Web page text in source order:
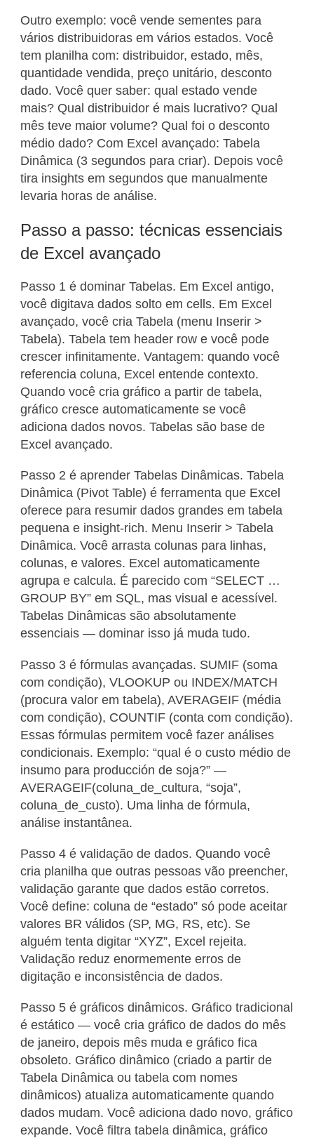
Outro exemplo: você vende sementes para
vários distribuidoras em vários estados. Você
tem planilha com: distribuidor, estado, mês,
quantidade vendida, preço unitário, desconto
dado. Você quer saber: qual estado vende
mais? Qual distribuidor é mais lucrativo? Qual
mês teve maior volume? Qual foi o desconto
médio dado? Com Excel avançado: Tabela
Dinâmica (3 segundos para criar). Depois você
tira insights em segundos que manualmente
levaria horas de análise.
Passo a passo: técnicas essenciais
de Excel avançado
Passo 1 é dominar Tabelas. Em Excel antigo,
você digitava dados solto em cells. Em Excel
avançado, você cria Tabela (menu Inserir >
Tabela). Tabela tem header row e você pode
crescer infinitamente. Vantagem: quando você
referencia coluna, Excel entende contexto.
Quando você cria gráfico a partir de tabela,
gráfico cresce automaticamente se você
adiciona dados novos. Tabelas são base de
Excel avançado.
Passo 2 é aprender Tabelas Dinâmicas. Tabela
Dinâmica (Pivot Table) é ferramenta que Excel
oferece para resumir dados grandes em tabela
pequena e insight-rich. Menu Inserir > Tabela
Dinâmica. Você arrasta colunas para linhas,
colunas, e valores. Excel automaticamente
agrupa e calcula. É parecido com “SELECT …
GROUP BY” em SQL, mas visual e acessível.
Tabelas Dinâmicas são absolutamente
essenciais — dominar isso já muda tudo.
Passo 3 é fórmulas avançadas. SUMIF (soma
com condição), VLOOKUP ou INDEX/MATCH
(procura valor em tabela), AVERAGEIF (média
com condição), COUNTIF (conta com condição).
Essas fórmulas permitem você fazer análises
condicionais. Exemplo: “qual é o custo médio de
insumo para producción de soja?” —
AVERAGEIF(coluna_de_cultura, “soja”,
coluna_de_custo). Uma linha de fórmula,
análise instantânea.
Passo 4 é validação de dados. Quando você
cria planilha que outras pessoas vão preencher,
validação garante que dados estão corretos.
Você define: coluna de “estado” só pode aceitar
valores BR válidos (SP, MG, RS, etc). Se
alguém tenta digitar “XYZ”, Excel rejeita.
Validação reduz enormemente erros de
digitação e inconsistência de dados.
Passo 5 é gráficos dinâmicos. Gráfico tradicional
é estático — você cria gráfico de dados do mês
de janeiro, depois mês muda e gráfico fica
obsoleto. Gráfico dinâmico (criado a partir de
Tabela Dinâmica ou tabela com nomes
dinâmicos) atualiza automaticamente quando
dados mudam. Você adiciona dado novo, gráfico
expande. Você filtra tabela dinâmica, gráfico